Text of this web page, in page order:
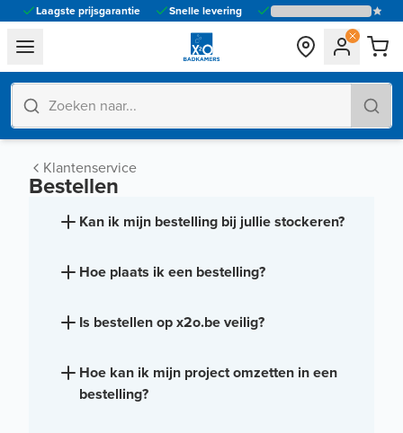
Laagste prijsgarantie Snelle levering
general.navigation.toggle_menu.label
Klantenservice
Bestellen
Kan ik mijn bestelling bij jullie stockeren?
Hoe plaats ik een bestelling?
Is bestellen op x2o.be veilig?
Hoe kan ik mijn project omzetten in een
bestelling?